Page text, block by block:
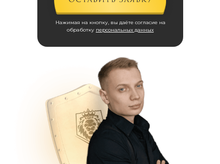
Нажимая на кнопку, вы даёте согласие на
обработку персональных данных